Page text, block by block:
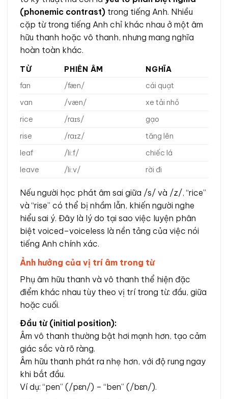
(phonemic contrast) trong tiếng Anh. Nhiều
cặp từ trong tiếng Anh chỉ khác nhau ở một âm
hữu thanh hoặc vô thanh, nhưng mang nghĩa
hoàn toàn khác.
TỪ PHIÊN ÂM
NGHĨA
fan
/fæn/
cái quạt
van
/væn/
xe tải nhỏ
rice
/raɪs/
gạo
rise
/raɪz/
tăng lên
leaf
/liːf/
chiếc lá
leave
/liːv/ rời đi
Nếu người học phát âm sai giữa /s/ và /z/, “rice”
và “rise” có thể bị nhầm lẫn, khiến người nghe
hiểu sai ý. Đây là lý do tại sao việc luyện phân
biệt voiced–voiceless là nền tảng của việc nói
tiếng Anh chính xác.
Ảnh hưởng của vị trí âm trong từ
Phụ âm hữu thanh và vô thanh thể hiện đặc
điểm khác nhau tùy theo vị trí trong từ: đầu, giữa
hoặc cuối.
Đầu từ (initial position):
Âm vô thanh thường bật hơi mạnh hơn, tạo cảm
giác sắc và rõ ràng.
Âm hữu thanh phát ra nhẹ hơn, với độ rung ngay
khi bắt đầu.
Ví dụ: “pen” (/pɛn/) – “ben” (/bɛn/).